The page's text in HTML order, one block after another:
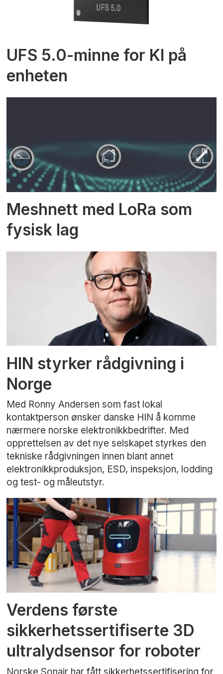
UFS 5.0-minne for KI på
enheten
Meshnett med LoRa som
fysisk lag
HIN styrker rådgivning i
Norge
Med Ronny Andersen som fast lokal
kontaktperson ønsker danske HIN å komme
nærmere norske elektronikkbedrifter. Med
opprettelsen av det nye selskapet styrkes den
tekniske rådgivningen innen blant annet
elektronikkproduksjon, ESD, inspeksjon, lodding
og test- og måleutstyr.
Verdens første
sikkerhetssertifiserte 3D
ultralydsensor for roboter
Norske Sonair har fått sikkerhetssertifisering for